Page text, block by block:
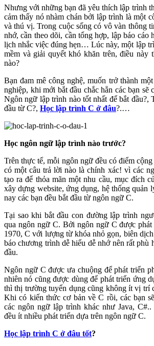
Nhưng với những bạn đã yêu thích lập trình
cảm thấy nó nhàm chán bởi lập trình là một
và thú vị. Trong cuộc sống có vô vàn thông
nhớ, cần theo dõi, cần tổng hợp, lập báo cáo
lịch nhắc việc đúng hẹn… Lúc này, một lập
mềm và giải quyết khó khăn trên, điều này
nào?
Bạn đam mê công nghệ, muốn trở thành
nghiệp, khi mới bắt đầu chắc hẳn các bạn sẽ
Ngôn ngữ lập trình nào tốt nhất để bắt đầu?,
đầu từ C?, Học lập trình C ở đâu?.…
Học ngôn ngữ lập trình nào trước?
Trên thực tế, mỗi ngôn ngữ đều có điểm
có một câu trả lời nào là chính xác! vì các
tạo ra để thỏa mãn một nhu cầu, mục đích
xây dựng website, ứng dụng, hệ thống
nay các bạn đều bắt đầu từ ngôn ngữ C.
Tại sao khi bắt đầu con đường lập trình
qua ngôn ngữ C. Bởi ngôn ngữ C được phát
1970, C với lượng từ khóa nhỏ gọn, biên
báo chương trình dễ hiểu dễ nhớ nên rất phù
đầu.
Ngôn ngữ C được ưa chuộng để phát triển
nhiên nó cũng được dùng để phát triển ứng
thì thị trường tuyển dụng cũng không ít vị trí
Khi có kiến thức cơ bản về C rồi, các bạn
các ngôn ngữ lập trình khác như Java,
đều ít nhiều phát triển dựa trên ngôn ngữ C.
Học lập trình C ở đâu tốt?